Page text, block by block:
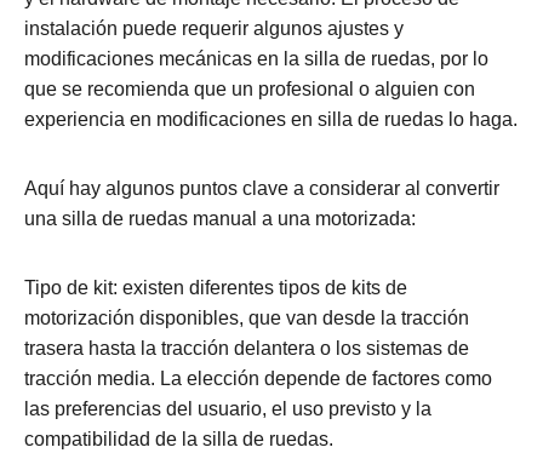
instalación puede requerir algunos ajustes y
modificaciones mecánicas en la silla de ruedas, por lo
que se recomienda que un profesional o alguien con
experiencia en modificaciones en silla de ruedas lo haga.
Aquí hay algunos puntos clave a considerar al convertir
una silla de ruedas manual a una motorizada:
Tipo de kit: existen diferentes tipos de kits de
motorización disponibles, que van desde la tracción
trasera hasta la tracción delantera o los sistemas de
tracción media. La elección depende de factores como
las preferencias del usuario, el uso previsto y la
compatibilidad de la silla de ruedas.